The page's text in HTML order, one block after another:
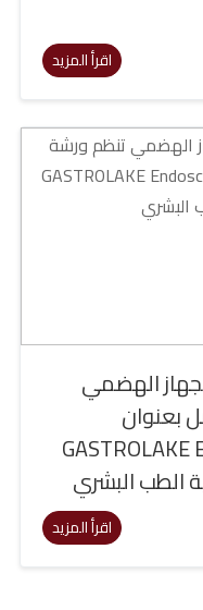
اقرأ المزيد
الهضمي
بعنوان
اقرأ المزيد